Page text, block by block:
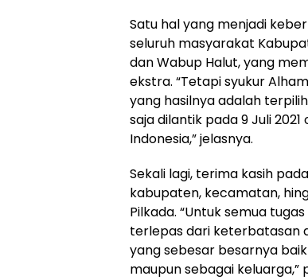
Satu hal yang menjadi
seluruh masyarakat
dan Wabup Halut, yang
ekstra. “Tetapi syukur
yang hasilnya adalah
saja dilantik pada 9 Juli
Indonesia,” jelasnya.
Sekali lagi, terima kasih
kabupaten, kecamatan,
Pilkada. “Untuk semua
terlepas dari keterbatasan
yang sebesar besarnya
maupun sebagai